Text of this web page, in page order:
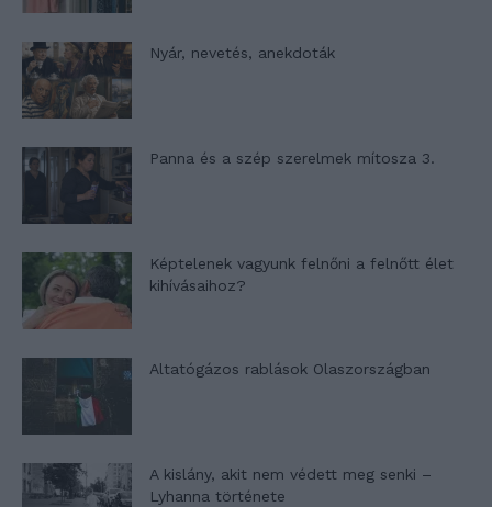
Nyár, nevetés, anekdoták
Panna és a szép szerelmek mítosza 3.
Képtelenek vagyunk felnőni a felnőtt élet
kihívásaihoz?
Altatógázos rablások Olaszországban
A kislány, akit nem védett meg senki –
Lyhanna története